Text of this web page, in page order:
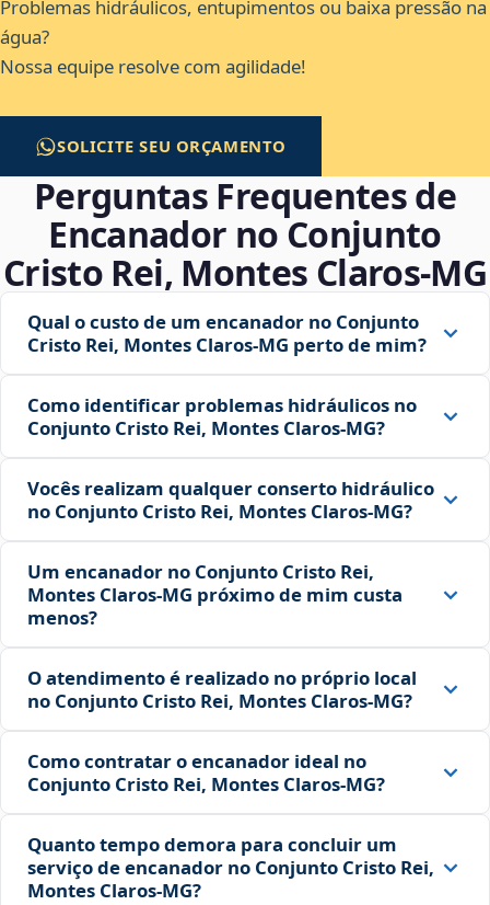
Problemas hidráulicos, entupimentos ou baixa pressão na
água?
Nossa equipe resolve com agilidade!
SOLICITE SEU ORÇAMENTO
Perguntas Frequentes de
Encanador no Conjunto
Cristo Rei, Montes Claros‑MG
Qual o custo de um encanador no Conjunto
Cristo Rei, Montes Claros‑MG perto de mim?
Como identificar problemas hidráulicos no
Conjunto Cristo Rei, Montes Claros‑MG?
Vocês realizam qualquer conserto hidráulico
no Conjunto Cristo Rei, Montes Claros‑MG?
Um encanador no Conjunto Cristo Rei,
Montes Claros‑MG próximo de mim custa
menos?
O atendimento é realizado no próprio local
no Conjunto Cristo Rei, Montes Claros‑MG?
Como contratar o encanador ideal no
Conjunto Cristo Rei, Montes Claros‑MG?
Quanto tempo demora para concluir um
serviço de encanador no Conjunto Cristo Rei,
Montes Claros‑MG?